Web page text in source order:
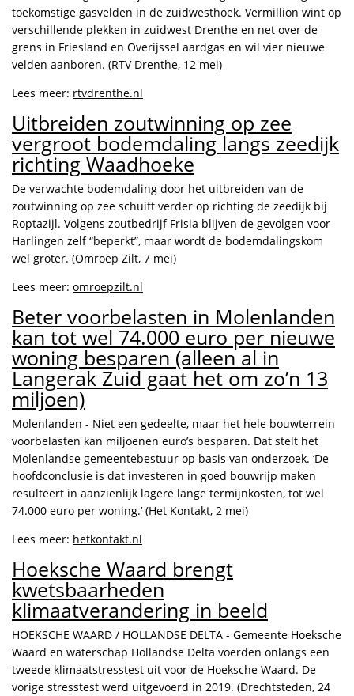
toekomstige gasvelden in de zuidwesthoek. Vermillion wint op
verschillende plekken in zuidwest Drenthe en net over de
grens in Friesland en Overijssel aardgas en wil vier nieuwe
velden aanboren. (RTV Drenthe, 12 mei)
Lees meer: rtvdrenthe.nl
Uitbreiden zoutwinning op zee
vergroot bodemdaling langs zeedijk
richting Waadhoeke
De verwachte bodemdaling door het uitbreiden van de
zoutwinning op zee schuift verder op richting de zeedijk bij
Roptazijl. Volgens zoutbedrijf Frisia blijven de gevolgen voor
Harlingen zelf “beperkt”, maar wordt de bodemdalingskom
wel groter. (Omroep Zilt, 7 mei)
Lees meer: omroepzilt.nl
Beter voorbelasten in Molenlanden
kan tot wel 74.000 euro per nieuwe
woning besparen (alleen al in
Langerak Zuid gaat het om zo’n 13
miljoen)
Molenlanden - Niet een gedeelte, maar het hele bouwterrein
voorbelasten kan miljoenen euro’s besparen. Dat stelt het
Molenlandse gemeentebestuur op basis van onderzoek. ‘De
hoofdconclusie is dat investeren in goed bouwrijp maken
resulteert in aanzienlijk lagere lange termijnkosten, tot wel
74.000 euro per woning.’ (Het Kontakt, 2 mei)
Lees meer: hetkontakt.nl
Hoeksche Waard brengt
kwetsbaarheden
klimaatverandering in beeld
HOEKSCHE WAARD / HOLLANDSE DELTA - Gemeente Hoeksche
Waard en waterschap Hollandse Delta voerden onlangs een
tweede klimaatstresstest uit voor de Hoeksche Waard. De
vorige stresstest werd uitgevoerd in 2019. (Drechtsteden, 24